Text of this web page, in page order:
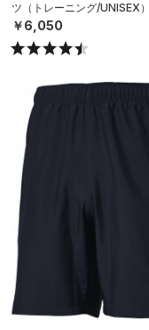
ツ（トレーニング/UNISEX）
￥6,050